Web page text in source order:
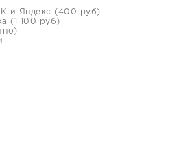
и Яндекс (400 руб)
(1 100 руб)